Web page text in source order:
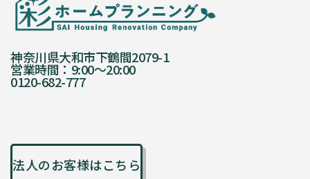
神奈川県大和市下鶴間2079-1
営業時間：9:00〜20:00
0120-682-777
法人のお客様はこちら